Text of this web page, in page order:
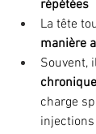
répétées
La tête
manière
Souvent,
chronique
charge